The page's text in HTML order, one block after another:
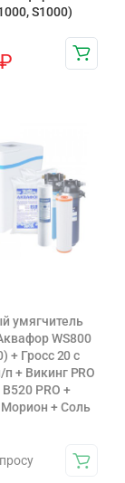
S1000)
₽
умягчитель
WS800
+ Гросс 20 с
+ Викинг PRO
PRO +
Морион + Соль